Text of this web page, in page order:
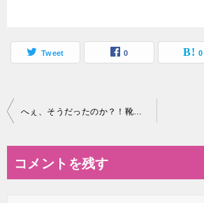
Tweet 0 0
投
ビ
へぇ、そうだったのか？！靴のサイズの選び方！
コメントを残す